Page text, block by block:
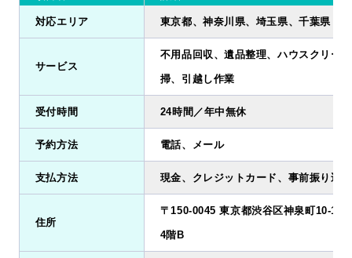
対応エリア 東京都、神奈川県、埼玉県、千葉県
サービス
不用品回収、遺品整理、ハウスクリー
掃、引越し作業
受付時間 24時間／年中無休
予約方法 電話、メール
支払方法 現金、クレジットカード、事前振り込み
住所
〒150-0045 東京都渋谷区神泉町10-10
4階B